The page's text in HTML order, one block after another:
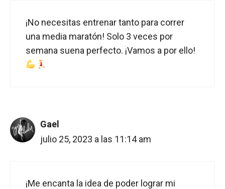
¡No necesitas entrenar tanto para correr
una media maratón! Solo 3 veces por
semana suena perfecto. ¡Vamos a por ello!
Gael
julio 25, 2023 a las 11:14 am
¡Me encanta la idea de poder lograr mi